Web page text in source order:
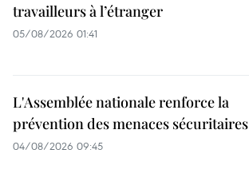
travailleurs à l’étranger
05/08/2026 01:41
L'Assemblée nationale renforce la
prévention des menaces sécuritaires
04/08/2026 09:45